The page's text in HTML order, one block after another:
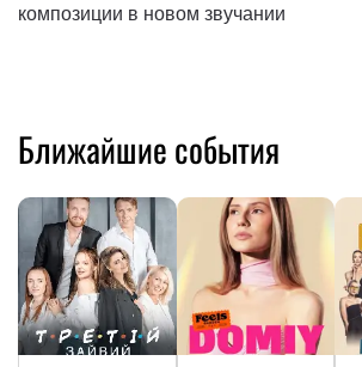
композиции в новом звучании
Ближайшие события